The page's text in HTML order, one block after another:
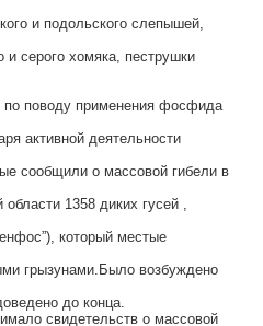
и подольского слепышей,
и серого хомяка, пеструшки
по поводу применения фосфида
активной деятельности
сообщили о массовой гибели в
1358 диких гусей ,
который местые
грызунами.Было возбуждено
до конца.
свидетельств о массовой